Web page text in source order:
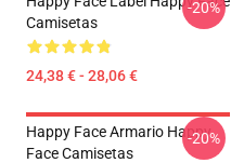
Camisetas
24,38 € - 28,06 €
-20%
Happy Face Armario Happy
Face Camisetas
-20%